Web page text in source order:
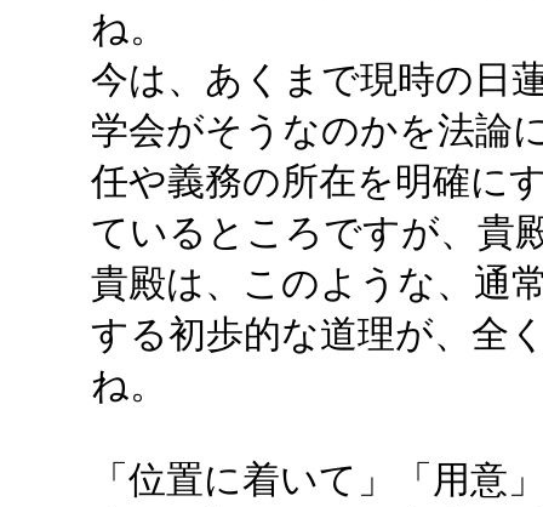
ね。
今は、あくまで現時の日
学会がそうなのかを法論
任や義務の所在を明確に
ているところですが、貴
貴殿は、このような、通
する初歩的な道理が、全
ね。
「位置に着いて」「用意